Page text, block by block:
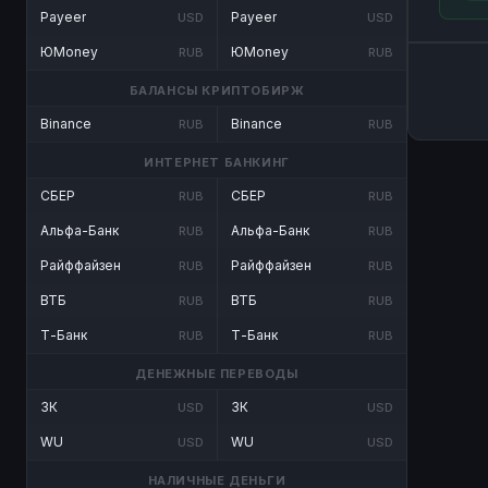
Payeer USD
ЮMoney RUB
Payeer USD
ЮMoney RUB
БАЛАНСЫ КРИПТОБИРЖ
Binance RUB Binance RUB
ИНТЕРНЕТ БАНКИНГ
СБЕР RUB
Альфа-Банк RUB
Райффайзен RUB
ВТБ RUB
Т-Банк RUB
СБЕР RUB
Альфа-Банк RUB
Райффайзен RUB
ВТБ RUB
Т-Банк RUB
ДЕНЕЖНЫЕ ПЕРЕВОДЫ
ЗК USD
WU USD
ЗК USD
WU USD
НАЛИЧНЫЕ ДЕНЬГИ